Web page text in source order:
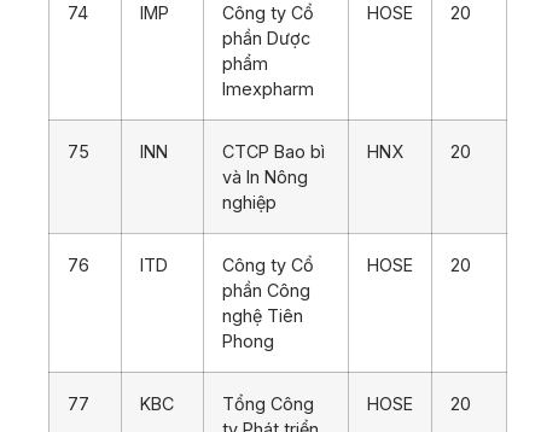
74 IMP
Công ty Cổ
phần Dược
phẩm
Imexpharm
HOSE 20
75 INN
CTCP Bao bì
và In Nông
nghiệp
HNX 20
76 ITD
Công ty Cổ
phần Công
nghệ Tiên
Phong
HOSE 20
77 KBC
Tổng Công
HOSE 20